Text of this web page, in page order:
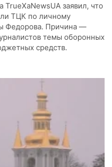
заявил, что
ТЦК по личному
Федорова. Причина —
темы оборонных
средств.